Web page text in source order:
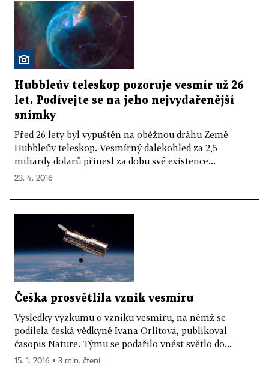
Hubbleův teleskop pozoruje vesmír už 26
let. Podívejte se na jeho nejvydařenější
snímky
Před 26 lety byl vypuštěn na oběžnou dráhu Země
Hubbleův teleskop. Vesmírný dalekohled za 2,5
miliardy dolarů přinesl za dobu své existence...
23. 4. 2016
Češka prosvětlila vznik vesmíru
Výsledky výzkumu o vzniku vesmíru, na němž se
podílela česká vědkyně Ivana Orlitová, publikoval
časopis Nature. Týmu se podařilo vnést světlo do...
15. 1. 2016 ▪ 3 min. čtení